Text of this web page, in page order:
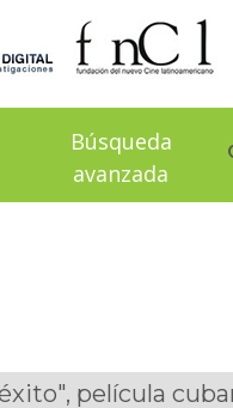
Búsqueda
avanzada
película